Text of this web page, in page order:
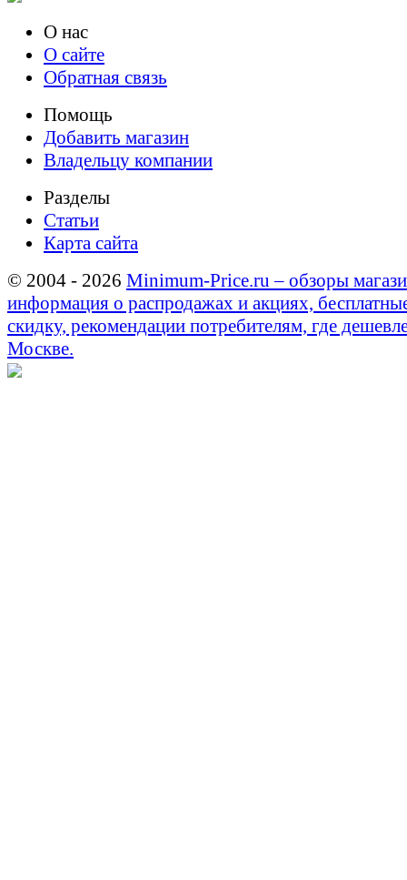
О нас
О сайте
Обратная связь
Помощь
Добавить магазин
Владельцу компании
Разделы
Статьи
Карта сайта
© 2004 - 2026 Minimum-Price.ru – обзоры
информация о распродажах и акциях,
скидку, рекомендации потребителям, где
Москве.